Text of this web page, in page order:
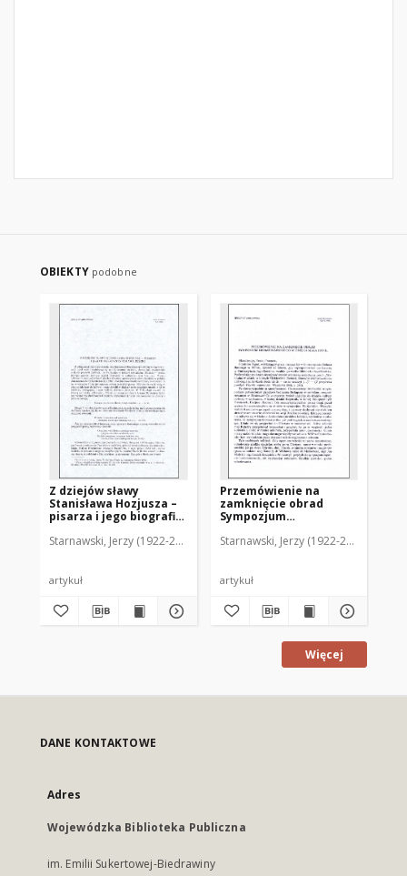
OBIEKTY podobne
Z dziejów sławy
Stanisława Hozjusza –
pisarza i jego biografia
Starnawski, Jerzy (1922-2012)
artykuł
Przemówienie na
zamknięcie obrad
Sympozjum
dniu 24 maja 1989 r.
Starnawski, Jerzy (1922-2012)
artykuł
Więcej
DANE KONTAKTOWE
Adres
Wojewódzka Biblioteka Publiczna
im. Emilii Sukertowej-Biedrawiny